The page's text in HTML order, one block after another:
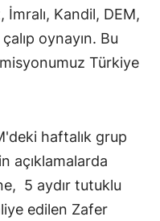
İmralı, Kandil, DEM,
oynayın. Bu
Türkiye
haftalık grup
açıklamalarda
5 aydır tutuklu
edilen Zafer